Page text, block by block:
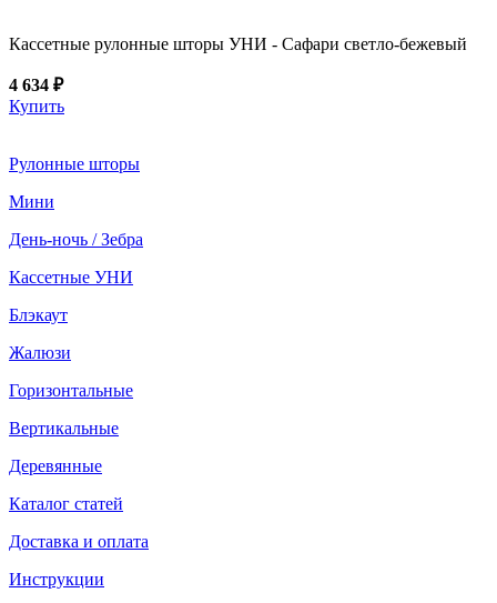
Кассетные рулонные шторы УНИ - Сафари светло-бежевый
4 634 ₽
Купить
Рулонные шторы
Мини
День-ночь / Зебра
Кассетные УНИ
Блэкаут
Жалюзи
Горизонтальные
Вертикальные
Деревянные
Каталог статей
Доставка и оплата
Инструкции